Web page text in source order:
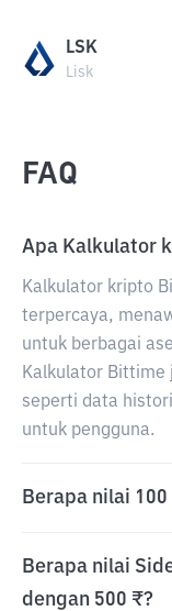
LSK
Lisk
FAQ
Apa Kalkulator
Kalkulator kripto
terpercaya,
untuk berbagai
Kalkulator Bittime
seperti data
untuk pengguna.
Berapa nilai
Berapa nilai
dengan 500 ₹?